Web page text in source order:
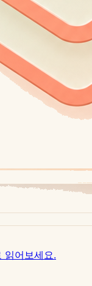
읽어보세요.